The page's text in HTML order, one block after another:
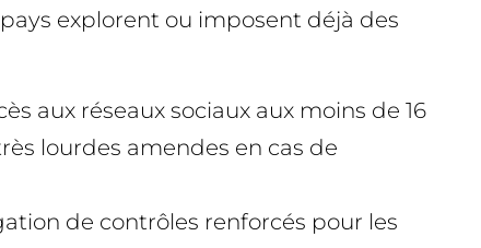
explorent ou imposent déjà des
aux réseaux sociaux aux moins de 16
lourdes amendes en cas de
de contrôles renforcés pour les